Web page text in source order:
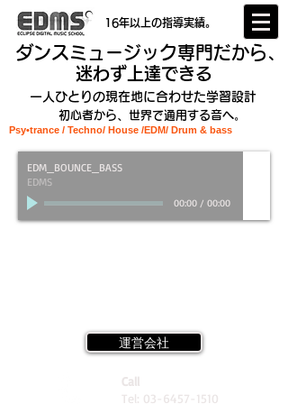
16年以上の指導実績。
ダンスミュージック専門だから、
迷わず上達できる
一人ひとりの現在地に合わせた学習設計
初心者から、世界で通用する音へ。
Psy•trance / Techno/ House /EDM/ Drum & bass
EDM_BOUNCE_BASS
EDMS
00:00/ 00:00
運営会社
Call
Tel: 03-6457-1510